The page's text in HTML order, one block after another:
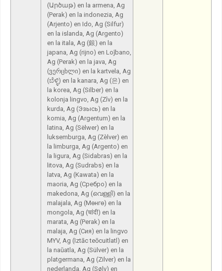
(Արծաթ) en la armena, Ag
(Perak) en la indonezia, Ag
(Arjento) en Ido, Ag (Silfur)
en la islanda, Ag (Argento)
en la itala, Ag (銀) en la
japana, Ag (rijno) en Loĵbano,
Ag (Perak) en la java, Ag
(ვერცხლი) en la kartvela, Ag
(ಬೆಳ್ಳಿ) en la kanara, Ag (은) en
la korea, Ag (Silber) en la
kolonja lingvo, Ag (Zîv) en la
kurda, Ag (Эзысь) en la
komia, Ag (Argentum) en la
latina, Ag (Sëlwer) en la
luksemburga, Ag (Zèlver) en
la limburga, Ag (Argento) en
la ligura, Ag (Sidabras) en la
litova, Ag (Sudrabs) en la
latva, Ag (Kawata) en la
maoria, Ag (Сребро) en la
makedona, Ag (വെള്ളി) en la
malajala, Ag (Мөнгө) en la
mongola, Ag (चांदी) en la
marata, Ag (Perak) en la
malaja, Ag (Сия) en la lingvo
MYV, Ag (Iztāc teōcuitlatl) en
la naŭatla, Ag (Sülver) en la
platgermana, Ag (Zilver) en la
nederlanda, Ag (Sølv) en